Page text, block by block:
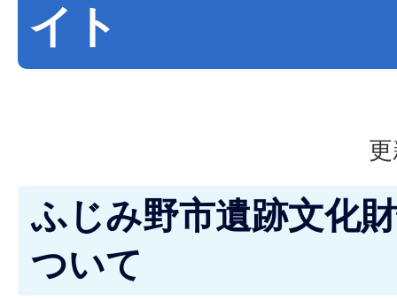
イト
ふじみ野市遺跡文化
ついて